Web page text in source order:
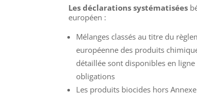
Les déclarations systématisées
européen :
Mélanges classés au titre du
européenne des produits
détaillée sont disponibles en
obligations
Les produits biocides hors Annexe